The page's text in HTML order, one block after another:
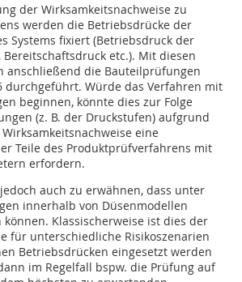
der Wirksamkeitsnachweise zu
werden die Betriebsdrücke der
Systems fixiert (Betriebsdruck der
Bereitschaftsdruck etc.). Mit diesen
anschließend die Bauteilprüfungen
durchgeführt. Würde das Verfahren mit
beginnen, könnte dies zur Folge
(z. B. der Druckstufen) aufgrund
eine
Teile des Produktprüfverfahrens mit
erfordern.
auch zu erwähnen, dass unter
innerhalb von Düsenmodellen
Klassischerweise ist dies der
für unterschiedliche Risikoszenarien
Betriebsdrücken eingesetzt werden
im Regelfall bspw. die Prüfung auf